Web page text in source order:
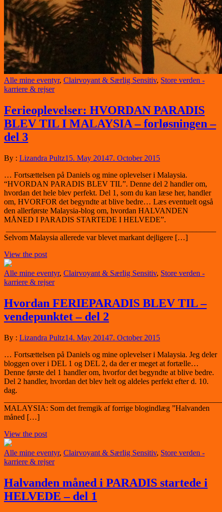
Alle mine eventyr, Clairvoyant & Særlig Sensitiv, Store verden -
karriere & rejser
Ferieoplevelser: HVORDAN PARADIS
BLEV TIL I MALAYSIA – forløsningen –
del 3
By : Lizandra Pultz15. May 20147. October 2015
… Fortsættelsen på Daniels og mine oplevelser i Malaysia.
“HVORDAN PARADIS BLEV TIL”. Denne del 2 handler om,
hvordan det hele blev perfekt. Del 1, som du kan læse her, handler
om, HVORFOR det begyndte at blive bedre… Læs eventuelt også
den allerførste Malaysia-blog om, hvordan HALVANDEN
MÅNED I PARADIS STARTEDE I HELVEDE”.
Selvom Malaysia allerede var blevet markant dejligere […]
View the post
Alle mine eventyr, Clairvoyant & Særlig Sensitiv, Store verden -
karriere & rejser
Hvordan FERIEPARADIS BLEV TIL –
vendepunktet – del 2
By : Lizandra Pultz14. May 20147. October 2015
… Fortsættelsen på Daniels og mine oplevelser i Malaysia. Jeg deler
bloggen over i DEL 1 og DEL 2, da der er meget at fortælle…
Denne første del 1 handler om, hvorfor det begyndte at blive bedre.
Del 2 handler, hvordan det blev helt og aldeles perfekt efter d. 10.
dag.
MALAYSIA: Som det fremgik af forrige blogindlæg ”Halvanden
måned […]
View the post
Alle mine eventyr, Clairvoyant & Særlig Sensitiv, Store verden -
karriere & rejser
Halvanden måned i PARADIS startede i
HELVEDE – del 1